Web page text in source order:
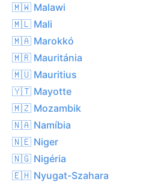
🇲🇼 Malawi
🇲🇱 Mali
🇲🇦 Marokkó
🇲🇷 Mauritánia
🇲🇺 Mauritius
🇾🇹 Mayotte
🇲🇿 Mozambik
🇳🇦 Namíbia
🇳🇪 Niger
🇳🇬 Nigéria
🇪🇭 Nyugat-Szahara